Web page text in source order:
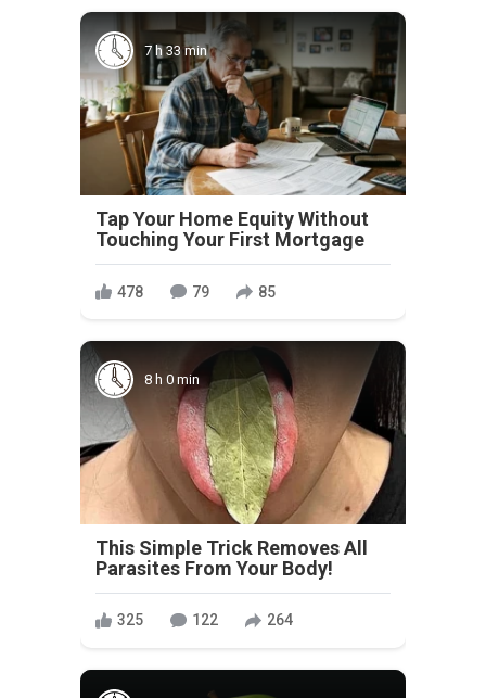
7 h 33 min
Tap Your Home Equity Without
Touching Your First Mortgage
478 79 85
8 h 0 min
This Simple Trick Removes All
Parasites From Your Body!
325 122 264